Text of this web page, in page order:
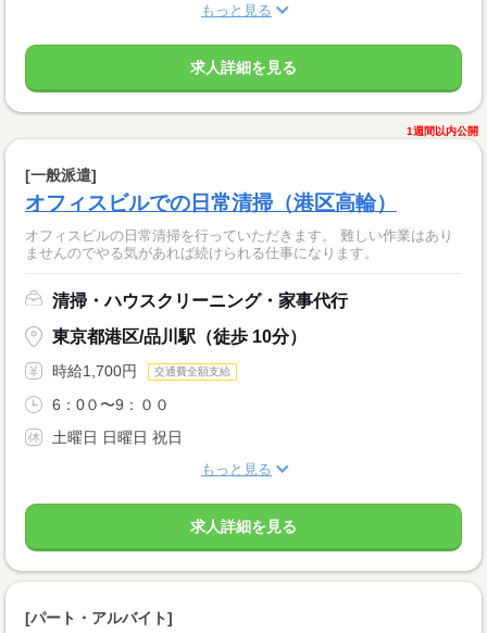
もっと見る
求人詳細を見る
1週間以内公開
[一般派遣]
オフィスビルでの日常清掃（港区高輪）
オフィスビルの日常清掃を行っていただきます。 難しい作業はあり
ませんのでやる気があれば続けられる仕事になります。
清掃・ハウスクリーニング・家事代行
東京都港区/品川駅（徒歩 10分）
時給1,700円 交通費全額支給
6：0０〜9：００
土曜日 日曜日 祝日
もっと見る
求人詳細を見る
[パート・アルバイト]